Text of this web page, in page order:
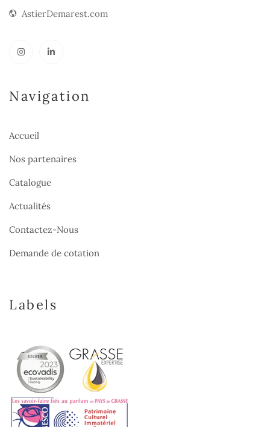
AstierDemarest.com
Navigation
Accueil
Nos partenaires
Catalogue
Actualités
Contactez-Nous
Demande de cotation
Labels